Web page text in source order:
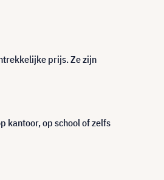
prijs. Ze zijn
kantoor, op school of zelfs